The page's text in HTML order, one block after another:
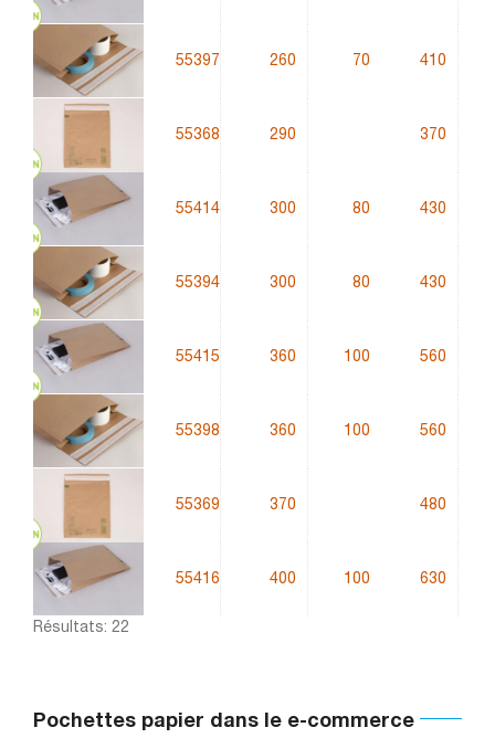
55397 260 70 410
55368 290 370
55414 300 80 430
55394 300 80 430
55415 360 100 560
55398 360 100 560
55369 370 480
55416 400 100 630
Résultats: 22
Pochettes papier dans le e-commerce